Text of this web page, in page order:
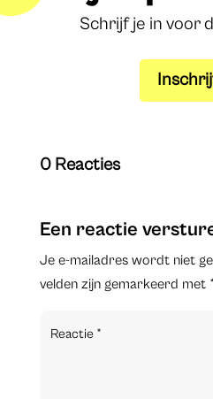
Schrijf je in voor
0 Reacties
Een reactie
Je e-mailadres wordt niet
velden zijn gemarkeerd met